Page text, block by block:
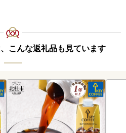
こんな返礼品も見ています